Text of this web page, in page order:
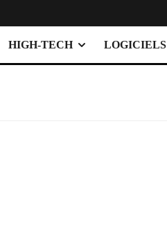
HIGH-TECH LOGICIELS